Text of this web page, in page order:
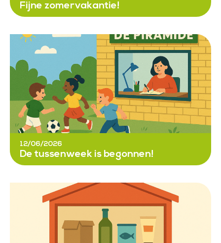
Fijne zomervakantie!
12/06/2026
De tussenweek is begonnen!